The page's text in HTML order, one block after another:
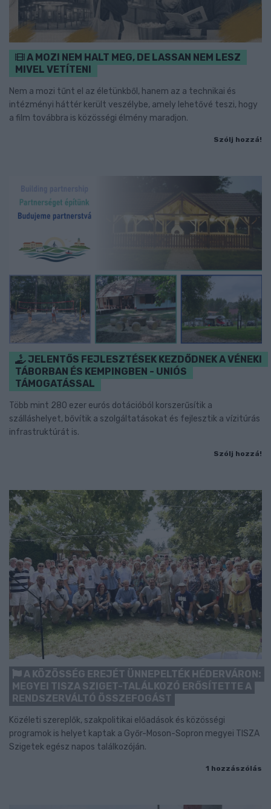
A MOZI NEM HALT MEG, DE LASSAN NEM LESZ
MIVEL VETÍTENI
Nem a mozi tűnt el az életünkből, hanem az a technikai és
intézményi háttér került veszélybe, amely lehetővé teszi, hogy
a film továbbra is közösségi élmény maradjon.
Szólj hozzá!
JELENTŐS FEJLESZTÉSEK KEZDŐDNEK A VÉNEKI
TÁBORBAN ÉS KEMPINGBEN - UNIÓS
TÁMOGATÁSSAL
Több mint 280 ezer eurós dotációból korszerűsítik a
szálláshelyet, bővítik a szolgáltatásokat és fejlesztik a vízitúrás
infrastruktúrát is.
Szólj hozzá!
A KÖZÖSSÉG EREJÉT ÜNNEPELTÉK HÉDERVÁRON:
MEGYEI TISZA SZIGET-TALÁLKOZÓ ERŐSÍTETTE A
RENDSZERVÁLTÓ ÖSSZEFOGÁST
Közéleti szereplők, szakpolitikai előadások és közösségi
programok is helyet kaptak a Győr-Moson-Sopron megyei TISZA
Szigetek egész napos találkozóján.
1 hozzászólás